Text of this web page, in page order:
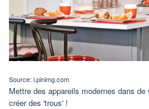
Source: i.pinimg.com
Mettre des appareils modernes dans
créer des 'trous' !